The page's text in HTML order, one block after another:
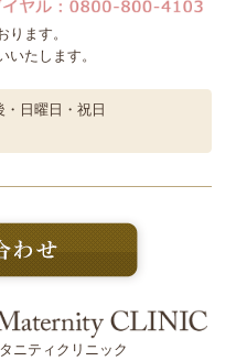
ります。
たします。
・日曜日・祝日
ニティクリニック